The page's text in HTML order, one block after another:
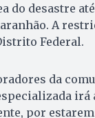
do desastre
A
Federal.
da
irá
por